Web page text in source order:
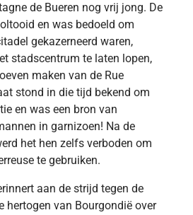
de Bueren nog vrij jong. De
en was bedoeld om
gekazerneerd waren,
stadscentrum te laten lopen,
maken van de Rue
stond in die tijd bekend om
en was een bron van
in garnizoen! Na de
het hen zelfs verboden om
te gebruiken.
aan de strijd tegen de
hertogen van Bourgondië over